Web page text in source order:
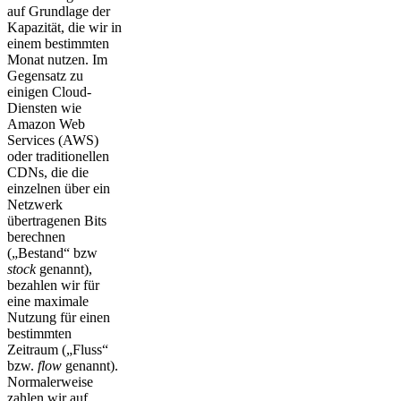
auf Grundlage der
Kapazität, die wir in
einem bestimmten
Monat nutzen. Im
Gegensatz zu
einigen Cloud-
Diensten wie
Amazon Web
Services (AWS)
oder traditionellen
CDNs, die die
einzelnen über ein
Netzwerk
übertragenen Bits
berechnen
(„Bestand“ bzw
stockgenannt),
bezahlen wir für
eine maximale
Nutzung für einen
bestimmten
Zeitraum („Fluss“
bzw. flow genannt).
Normalerweise
zahlen wir auf